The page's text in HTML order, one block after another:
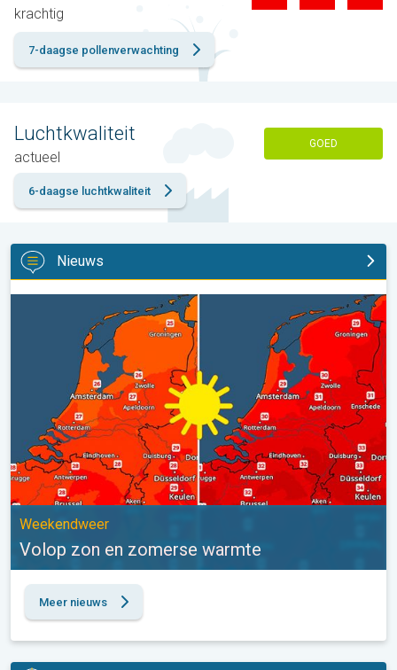
krachtig
7-daagse pollenverwachting
Luchtkwaliteit
actueel
GOED
6-daagse luchtkwaliteit
Nieuws
Volop zon en zomerse warmte. Weekendweer. . .
Weekendweer
Volop zon en zomerse warmte
Meer nieuws